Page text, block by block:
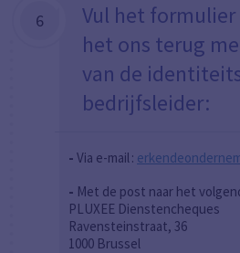
6
Vul het
het ons terug
van de
bedrijfsleider:
- Via e-mail :
- Met de post naar het
PLUXEE Dienstencheques
Ravensteinstraat, 36
1000 Brussel